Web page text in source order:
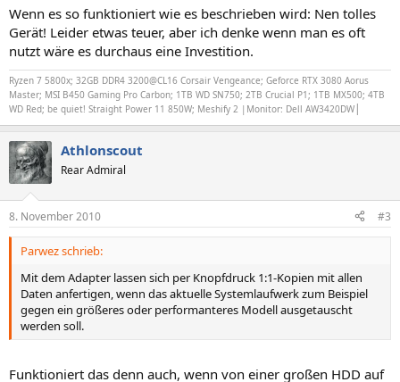
Wenn es so funktioniert wie es beschrieben wird: Nen tolles
Gerät! Leider etwas teuer, aber ich denke wenn man es oft
nutzt wäre es durchaus eine Investition.
Ryzen 7 5800x; 32GB DDR4 3200@CL16 Corsair Vengeance; Geforce RTX 3080 Aorus
Master; MSI B450 Gaming Pro Carbon; 1TB WD SN750; 2TB Crucial P1; 1TB MX500; 4TB
WD Red; be quiet! Straight Power 11 850W; Meshify 2 |Monitor: Dell AW3420DW |
Athlonscout
Rear Admiral
8. November 2010 #3
Parwez schrieb:
Mit dem Adapter lassen sich per Knopfdruck 1:1-Kopien mit allen
Daten anfertigen, wenn das aktuelle Systemlaufwerk zum Beispiel
gegen ein größeres oder performanteres Modell ausgetauscht
werden soll.
Funktioniert das denn auch, wenn von einer großen HDD auf